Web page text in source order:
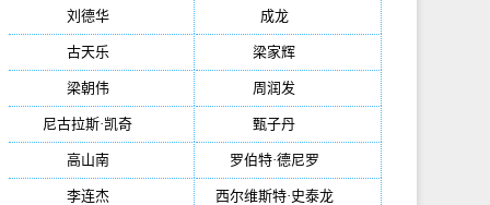
刘德华(50) 成龙(46)
古天乐 梁家辉
梁朝伟(37) 周润发
尼古拉斯·凯奇 甄子丹
高山南(33) 罗伯特·德尼罗
李连杰(29) 西尔维斯特·史泰龙(29)